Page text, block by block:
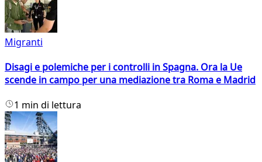
Migranti
Disagi e polemiche per i controlli in Spagna. Ora la Ue
scende in campo per una mediazione tra Roma e Madrid
1 min di lettura